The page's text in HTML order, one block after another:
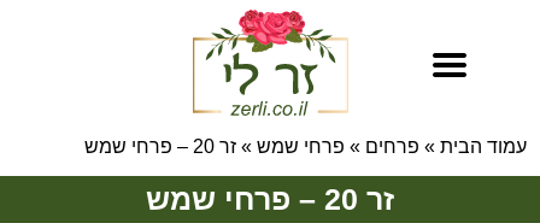
עמוד הבית » פרחים » פרחי שמש » זר 20 – פרחי שמש
זר 20 – פרחי שמש